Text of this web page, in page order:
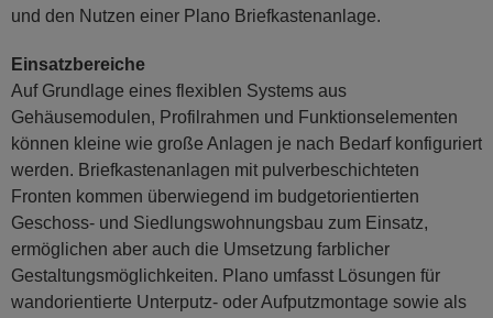
und den Nutzen einer Plano Briefkastenanlage.
Einsatzbereiche
Auf Grundlage eines flexiblen Systems aus
Gehäusemodulen, Profilrahmen und Funktionselementen
können kleine wie große Anlagen je nach Bedarf konfiguriert
werden. Briefkastenanlagen mit pulverbeschichteten
Fronten kommen überwiegend im budgetorientierten
Geschoss- und Siedlungswohnungsbau zum Einsatz,
ermöglichen aber auch die Umsetzung farblicher
Gestaltungsmöglichkeiten. Plano umfasst Lösungen für
wandorientierte Unterputz- oder Aufputzmontage sowie als